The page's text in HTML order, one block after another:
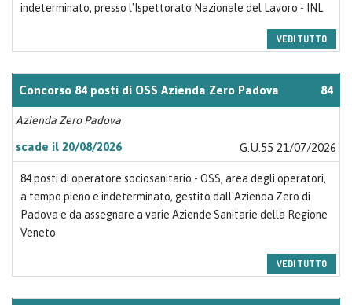
indeterminato, presso l'Ispettorato Nazionale del Lavoro - INL
VEDI TUTTO
Concorso 84 posti di OSS Azienda Zero Padova 84
Azienda Zero Padova
scade il 20/08/2026 G.U.55 21/07/2026
84 posti di operatore sociosanitario - OSS, area degli operatori,
a tempo pieno e indeterminato, gestito dall'Azienda Zero di
Padova e da assegnare a varie Aziende Sanitarie della Regione
Veneto
VEDI TUTTO